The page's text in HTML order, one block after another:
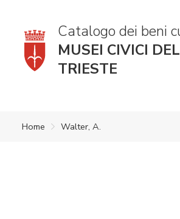
Catalogo dei beni
MUSEI CIVICI
TRIESTE
Home Walter, A.